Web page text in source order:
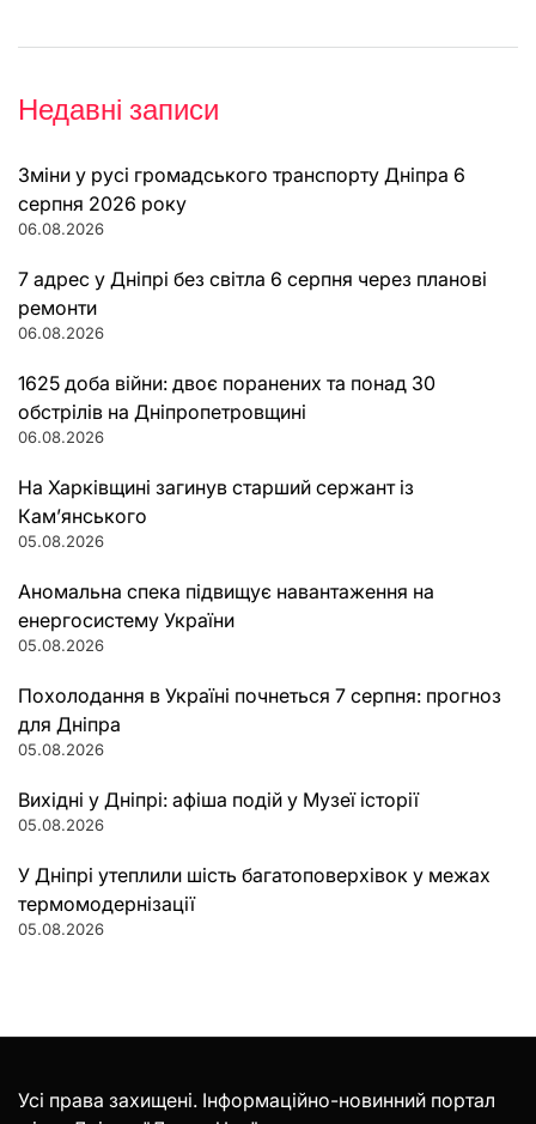
Недавні записи
Зміни у русі громадського транспорту Дніпра 6
серпня 2026 року
06.08.2026
7 адрес у Дніпрі без світла 6 серпня через планові
ремонти
06.08.2026
1625 доба війни: двоє поранених та понад 30
обстрілів на Дніпропетровщині
06.08.2026
На Харківщині загинув старший сержант із
Кам’янського
05.08.2026
Аномальна спека підвищує навантаження на
енергосистему України
05.08.2026
Похолодання в Україні почнеться 7 серпня: прогноз
для Дніпра
05.08.2026
Вихідні у Дніпрі: афіша подій у Музеї історії
05.08.2026
У Дніпрі утеплили шість багатоповерхівок у межах
термомодернізації
05.08.2026
Усі права захищені. Інформаційно-новинний портал